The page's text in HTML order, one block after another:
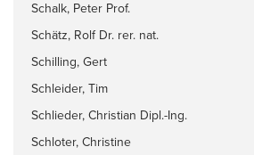
Schalk, Peter Prof.
Schätz, Rolf Dr. rer. nat.
Schilling, Gert
Schleider, Tim
Schlieder, Christian Dipl.-Ing.
Schloter, Christine